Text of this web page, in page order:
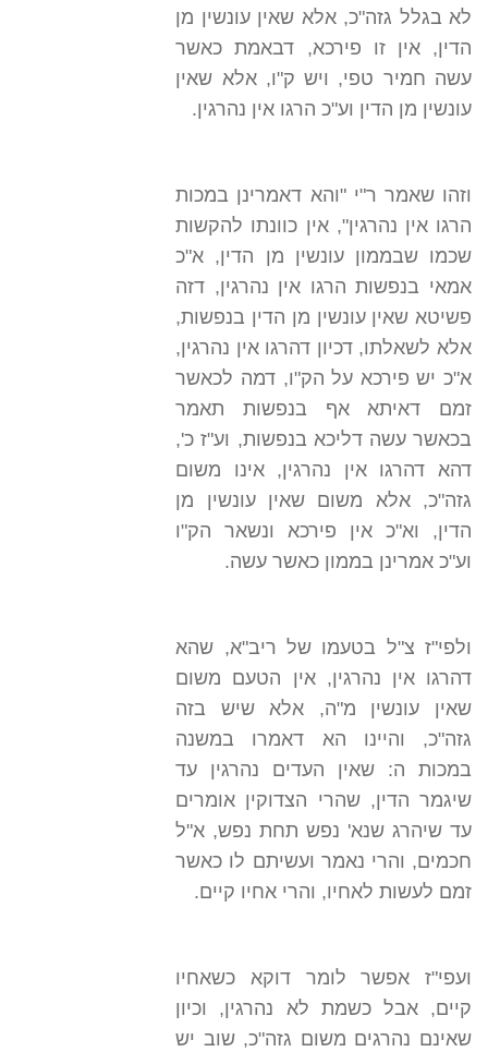
לא בגלל גזה"כ, אלא שאין עונשין מן
הדין, אין זו פירכא, דבאמת כאשר
עשה חמיר טפי, ויש ק"ו, אלא שאין
עונשין מן הדין וע"כ הרגו אין נהרגין.
וזהו שאמר ר"י "והא דאמרינן במכות
הרגו אין נהרגין", אין כוונתו להקשות
שכמו שבממון עונשין מן הדין, א"כ
אמאי בנפשות הרגו אין נהרגין, דזה
פשיטא שאין עונשין מן הדין בנפשות,
אלא לשאלתו, דכיון דהרגו אין נהרגין,
א"כ יש פירכא על הק"ו, דמה לכאשר
זמם דאיתא אף בנפשות תאמר
בכאשר עשה דליכא בנפשות, וע"ז כ',
דהא דהרגו אין נהרגין, אינו משום
גזה"כ, אלא משום שאין עונשין מן
הדין, וא"כ אין פירכא ונשאר הק"ו
וע"כ אמרינן בממון כאשר עשה.
ולפי"ז צ"ל בטעמו של ריב"א, שהא
דהרגו אין נהרגין, אין הטעם משום
שאין עונשין מ"ה, אלא שיש בזה
גזה"כ, והיינו הא דאמרו במשנה
במכות ה: שאין העדים נהרגין עד
שיגמר הדין, שהרי הצדוקין אומרים
עד שיהרג שנא' נפש תחת נפש, א"ל
חכמים, והרי נאמר ועשיתם לו כאשר
זמם לעשות לאחיו, והרי אחיו קיים.
ועפי"ז אפשר לומר דוקא כשאחיו
קיים, אבל כשמת לא נהרגין, וכיון
שאינם נהרגים משום גזה"כ, שוב יש